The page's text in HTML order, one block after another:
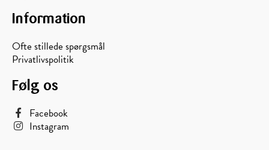
Information
Ofte stillede spørgsmål
Privatlivspolitik
Følg os
Facebook
Instagram